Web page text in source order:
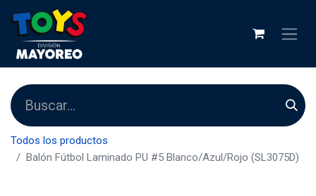
Todos los productos
Balón Fútbol Laminado PU #5 Blanco/Azul/Rojo (SL3075D)